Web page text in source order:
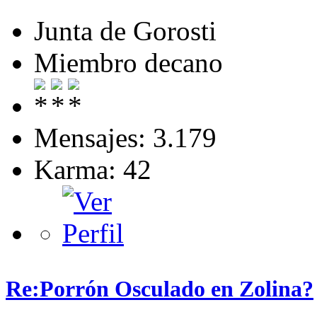
Junta de Gorosti
Miembro decano
Mensajes: 3.179
Karma: 42
Re:Porrón Osculado en Zolina?